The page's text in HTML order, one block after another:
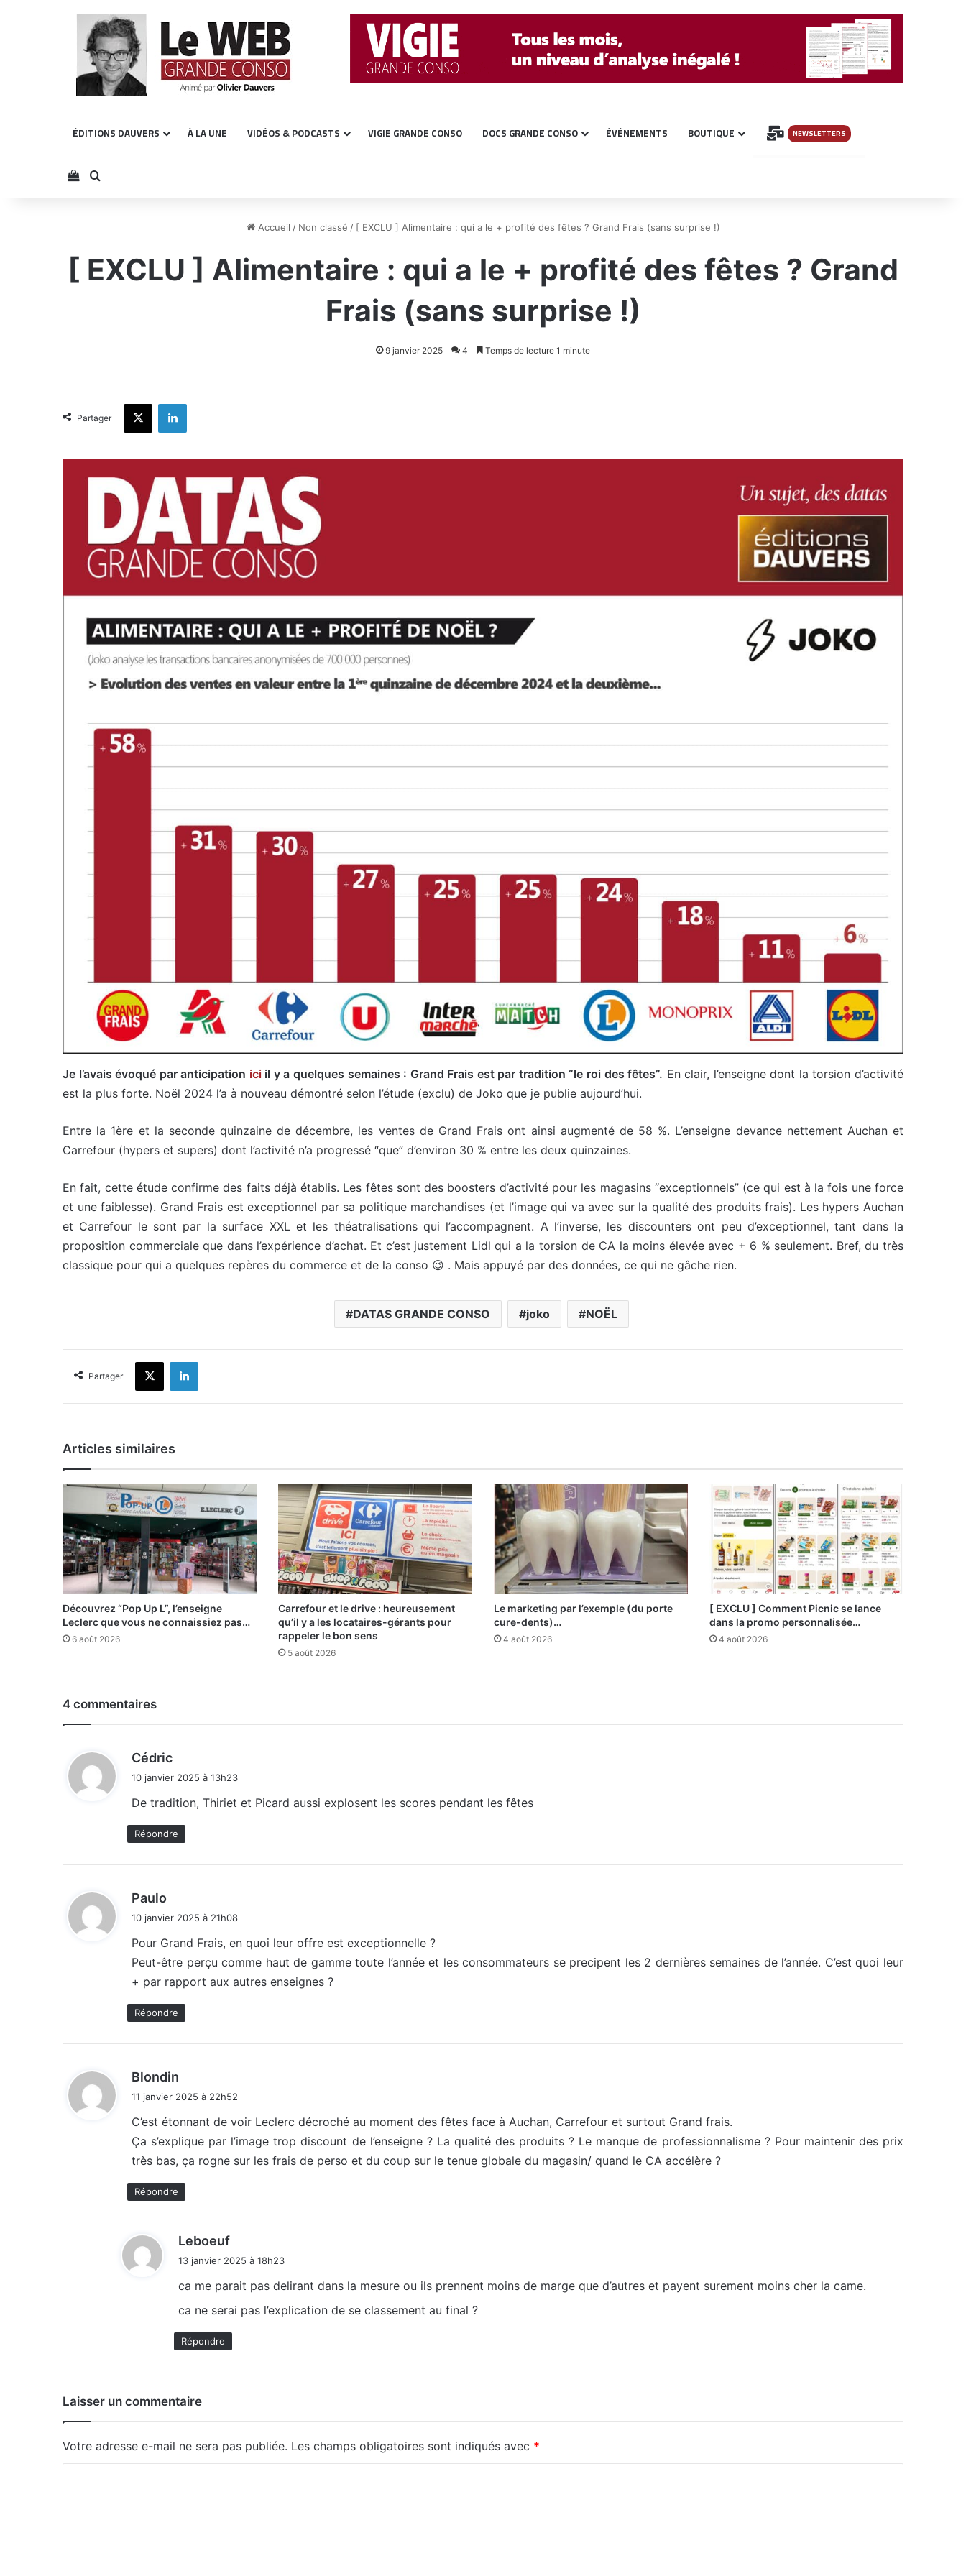
ÉDITIONS DAUVERS À LA UNE VIDÉOS & PODCASTS VIGIE GRANDE CONSO DOCS GRANDE CONSO ÉVÉNEMENTS BOUTIQUE INSCRIPTION
NEWSLETTERS
Voir votre panier
Rechercher
Accueil / Non classé / [ EXCLU ] Alimentaire : qui a le + profité des fêtes ? Grand Frais (sans surprise !)
[ EXCLU ] Alimentaire : qui a le + profité des fêtes ? Grand
Frais (sans surprise !)
9 janvier 2025 4 Temps de lecture 1 minute
Partager
X Linkedin
Je l’avais évoqué par anticipation ici il y a quelques semaines : Grand Frais est par tradition “le roi des fêtes”. En clair, l’enseigne dont la torsion d’activité
est la plus forte. Noël 2024 l’a à nouveau démontré selon l’étude (exclu) de Joko que je publie aujourd’hui.
Entre la 1ère et la seconde quinzaine de décembre, les ventes de Grand Frais ont ainsi augmenté de 58 %. L’enseigne devance nettement Auchan et
Carrefour (hypers et supers) dont l’activité n’a progressé “que” d’environ 30 % entre les deux quinzaines.
En fait, cette étude confirme des faits déjà établis. Les fêtes sont des boosters d’activité pour les magasins “exceptionnels” (ce qui est à la fois une force
et une faiblesse). Grand Frais est exceptionnel par sa politique marchandises (et l’image qui va avec sur la qualité des produits frais). Les hypers Auchan
et Carrefour le sont par la surface XXL et les théatralisations qui l’accompagnent. A l’inverse, les discounters ont peu d’exceptionnel, tant dans la
proposition commerciale que dans l’expérience d’achat. Et c’est justement Lidl qui a la torsion de CA la moins élevée avec + 6 % seulement. Bref, du très
classique pour qui a quelques repères du commerce et de la conso 😉 . Mais appuyé par des données, ce qui ne gâche rien.
DATAS GRANDE CONSO joko NOËL
Partager
X Linkedin
Articles similaires
Découvrez “Pop Up L”, l’enseigne
Leclerc que vous ne connaissiez pas…
6 août 2026
Carrefour et le drive : heureusement
qu’il y a les locataires-gérants pour
rappeler le bon sens
5 août 2026
Le marketing par l’exemple (du porte
cure-dents)…
4 août 2026
[ EXCLU ] Comment Picnic se lance
dans la promo personnalisée…
4 août 2026
4 commentaires
Cédric
10 janvier 2025 à 13h23
De tradition, Thiriet et Picard aussi explosent les scores pendant les fêtes
Répondre
Paulo
:
10 janvier 2025 à 21h08
Pour Grand Frais, en quoi leur offre est exceptionnelle ?
Peut-être perçu comme haut de gamme toute l’année et les consommateurs se precipent les 2 dernières semaines de l’année. C’est quoi leur
+ par rapport aux autres enseignes ?
Répondre
Blondin
:
11 janvier 2025 à 22h52
C’est étonnant de voir Leclerc décroché au moment des fêtes face à Auchan, Carrefour et surtout Grand frais.
Ça s’explique par l’image trop discount de l’enseigne ? La qualité des produits ? Le manque de professionnalisme ? Pour maintenir des prix
très bas, ça rogne sur les frais de perso et du coup sur le tenue globale du magasin/ quand le CA accélère ?
Répondre
Leboeuf
13 janvier 2025 à 18h23
ca me parait pas delirant dans la mesure ou ils prennent moins de marge que d’autres et payent surement moins cher la came.
ca ne serai pas l’explication de se classement au final ?
Répondre
Laisser un commentaire
Votre adresse e-mail ne sera pas publiée. Les champs obligatoires sont indiqués avec *